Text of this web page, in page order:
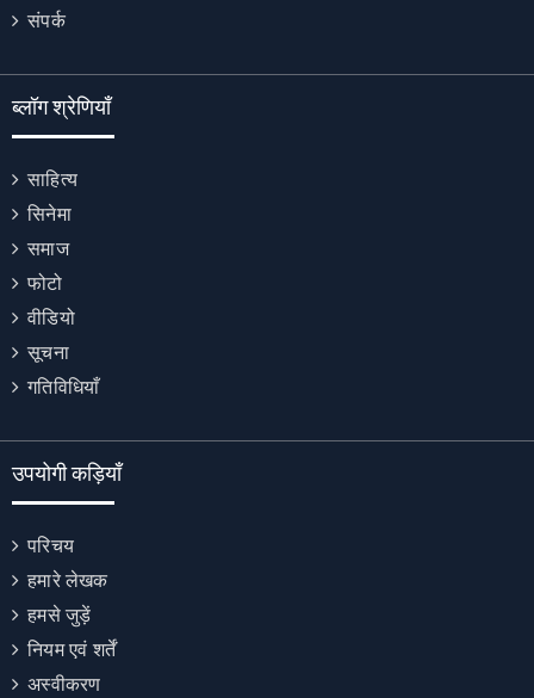
संपर्क
ब्लॉग श्रेणियाँ
साहित्य
सिनेमा
समाज
फोटो
वीडियो
सूचना
गतिविधियाँ
उपयोगी कड़ियाँ
परिचय
हमारे लेखक
हमसे जुड़ें
नियम एवं शर्तें
अस्वीकरण